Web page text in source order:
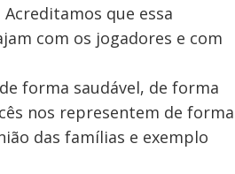
que essa
com os jogadores e com
forma saudável, de forma
nos representem de forma
das famílias e exemplo